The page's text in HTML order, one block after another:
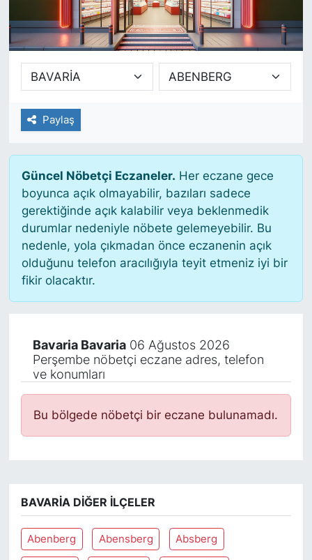
Paylaş
Güncel Nöbetçi Eczaneler. Her eczane gece
boyunca açık olmayabilir, bazıları sadece
gerektiğinde açık kalabilir veya beklenmedik
durumlar nedeniyle nöbete gelemeyebilir. Bu
nedenle, yola çıkmadan önce eczanenin açık
olduğunu telefon aracılığıyla teyit etmeniz iyi bir
fikir olacaktır.
Bavaria Bavaria06 Ağustos 2026
Perşembe nöbetçi eczane adres, telefon
ve konumları
Bu bölgede nöbetçi bir eczane bulunamadı.
BAVARIA DIĞER İLÇELER
Abenberg Abensberg Absberg
SİYASET
SAĞLIK